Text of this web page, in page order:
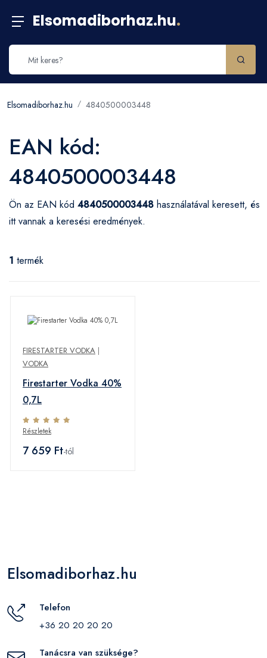
Elsomadiborhaz.hu.
Elsomadiborhaz.hu 4840500003448
EAN kód:
4840500003448
Ön az EAN kód 4840500003448 használatával keresett, és
itt vannak a keresési eredmények.
1 termék
FIRESTARTER VODKA |
VODKA
Firestarter Vodka 40%
0,7L
Részletek
7 659 Ft-tól
Elsomadiborhaz.hu
Telefon
+36 20 20 20 20
Tanácsra van szüksége?